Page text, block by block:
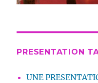
PRESENTATION
UNE